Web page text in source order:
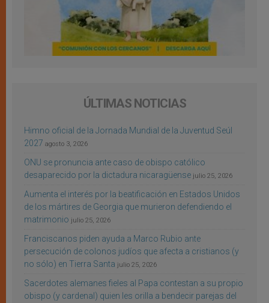
ÚLTIMAS NOTICIAS
Himno oficial de la Jornada Mundial de la Juventud Seúl
2027 agosto 3, 2026
ONU se pronuncia ante caso de obispo católico
desaparecido por la dictadura nicaragüense julio 25, 2026
Aumenta el interés por la beatificación en Estados Unidos
de los mártires de Georgia que murieron defendiendo el
matrimonio julio 25, 2026
Franciscanos piden ayuda a Marco Rubio ante
persecución de colonos judíos que afecta a cristianos (y
no sólo) en Tierra Santa julio 25, 2026
Sacerdotes alemanes fieles al Papa contestan a su propio
obispo (y cardenal) quien les orilla a bendecir parejas del